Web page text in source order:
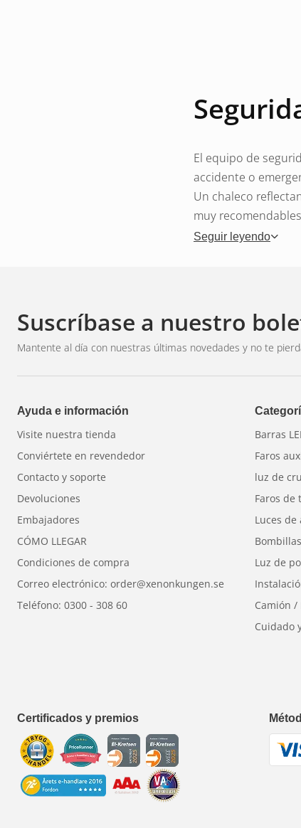
El equipo de
accidente o
Un chaleco
muy
Al detenerse al
hace visible desde
al tráfico que viene
orientarse.
Seguir leyendo
Suscríbase a nuestro
Mantente al día con nuestras últimas novedades y no te
Ayuda e información
Visite nuestra tienda
Conviértete en revendedor
Contacto y soporte
Devoluciones
Embajadores
CÓMO LLEGAR
Condiciones de compra
Correo electrónico: order@xenonkungen.se
Teléfono: 0300 - 308 60
Barras
Faros
luz de
Faros de
Luces
Luz de
Camión /
Cuidado
Certificados y premios